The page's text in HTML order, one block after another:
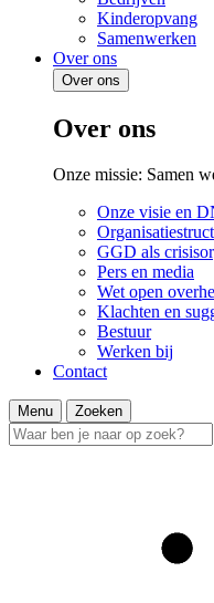
Kinderopvang
Samenwerken
Over ons
Over ons
Over ons
Onze missie: Samen
Onze visie en
GGD als
Pers en media
Wet open
Klachten en
Bestuur
Werken bij
Contact
Menu Zoeken